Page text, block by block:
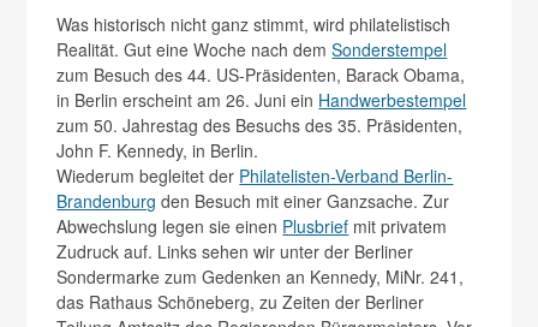
Was historisch nicht ganz stimmt, wird philatelistisch
Realität. Gut eine Woche nach demSonderstempel
zum Besuch des 44. US-Präsidenten, Barack Obama,
in Berlin erscheint am 26. Juni ein Handwerbestempel
zum 50. Jahrestag des Besuchs des 35. Präsidenten,
John F. Kennedy, in Berlin.
Wiederum begleitet der Philatelisten-Verband Berlin-
Brandenburg den Besuch mit einer Ganzsache. Zur
Abwechslung legen sie einen Plusbrief mit privatem
Zudruck auf. Links sehen wir unter der Berliner
Sondermarke zum Gedenken an Kennedy, MiNr. 241,
das Rathaus Schöneberg, zu Zeiten der Berliner